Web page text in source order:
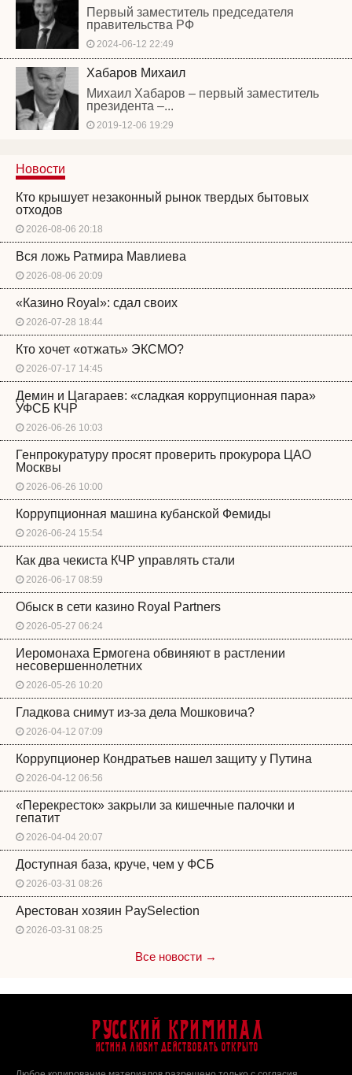
Первый заместитель председателя
правительства РФ
2024-06-12 22:49
Хабаров Михаил
Михаил Хабаров – первый заместитель
президента –...
2019-12-06 19:29
Новости
Кто крышует незаконный рынок твердых бытовых
отходов
2026-08-06 20:18
Вся ложь Ратмира Мавлиева
2026-08-06 20:09
«Казино Royal»: сдал своих
2026-07-28 18:44
Кто хочет «отжать» ЭКСМО?
2026-07-17 14:45
Демин и Цагараев: «сладкая коррупционная пара»
УФСБ КЧР
2026-06-26 10:03
Генпрокуратуру просят проверить прокурора ЦАО
Москвы
2026-06-26 10:00
Коррупционная машина кубанской Фемиды
2026-06-24 15:54
Как два чекиста КЧР управлять стали
2026-06-17 08:59
Обыск в сети казино Royal Partners
2026-05-27 06:24
Иеромонаха Ермогена обвиняют в растлении
несовершеннолетних
2026-05-26 10:20
Гладкова снимут из-за дела Мошковича?
2026-04-12 07:09
Коррупционер Кондратьев нашел защиту у Путина
2026-04-12 06:56
«Перекресток» закрыли за кишечные палочки и
гепатит
2026-04-04 20:07
Доступная база, круче, чем у ФСБ
2026-03-31 08:26
Арестован хозяин PaySelection
2026-03-31 08:25
Все новости →
Русский Криминал
Истина любит действовать открыто